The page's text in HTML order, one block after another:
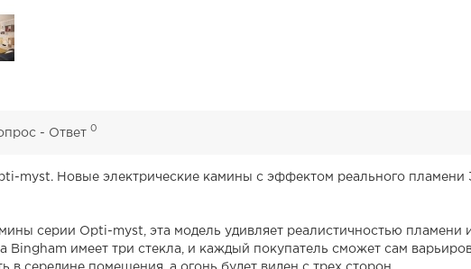
- Ответ 0
myst. Новые электрические камины с эффектом реального пламени
серии Opti-myst, эта модель удивляет реалистичностью
Bingham имеет три стекла, и каждый покупатель сможет сам
в середине помещения, а огонь будет виден с трех сторон.